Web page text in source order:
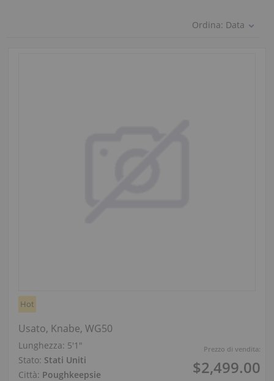
Ordina: Data
Prezzo di vendita:
$2,499.00
Hot
Usato, Knabe, WG50
Lunghezza: 5′1″
Stato: Stati Uniti
Città: Poughkeepsie